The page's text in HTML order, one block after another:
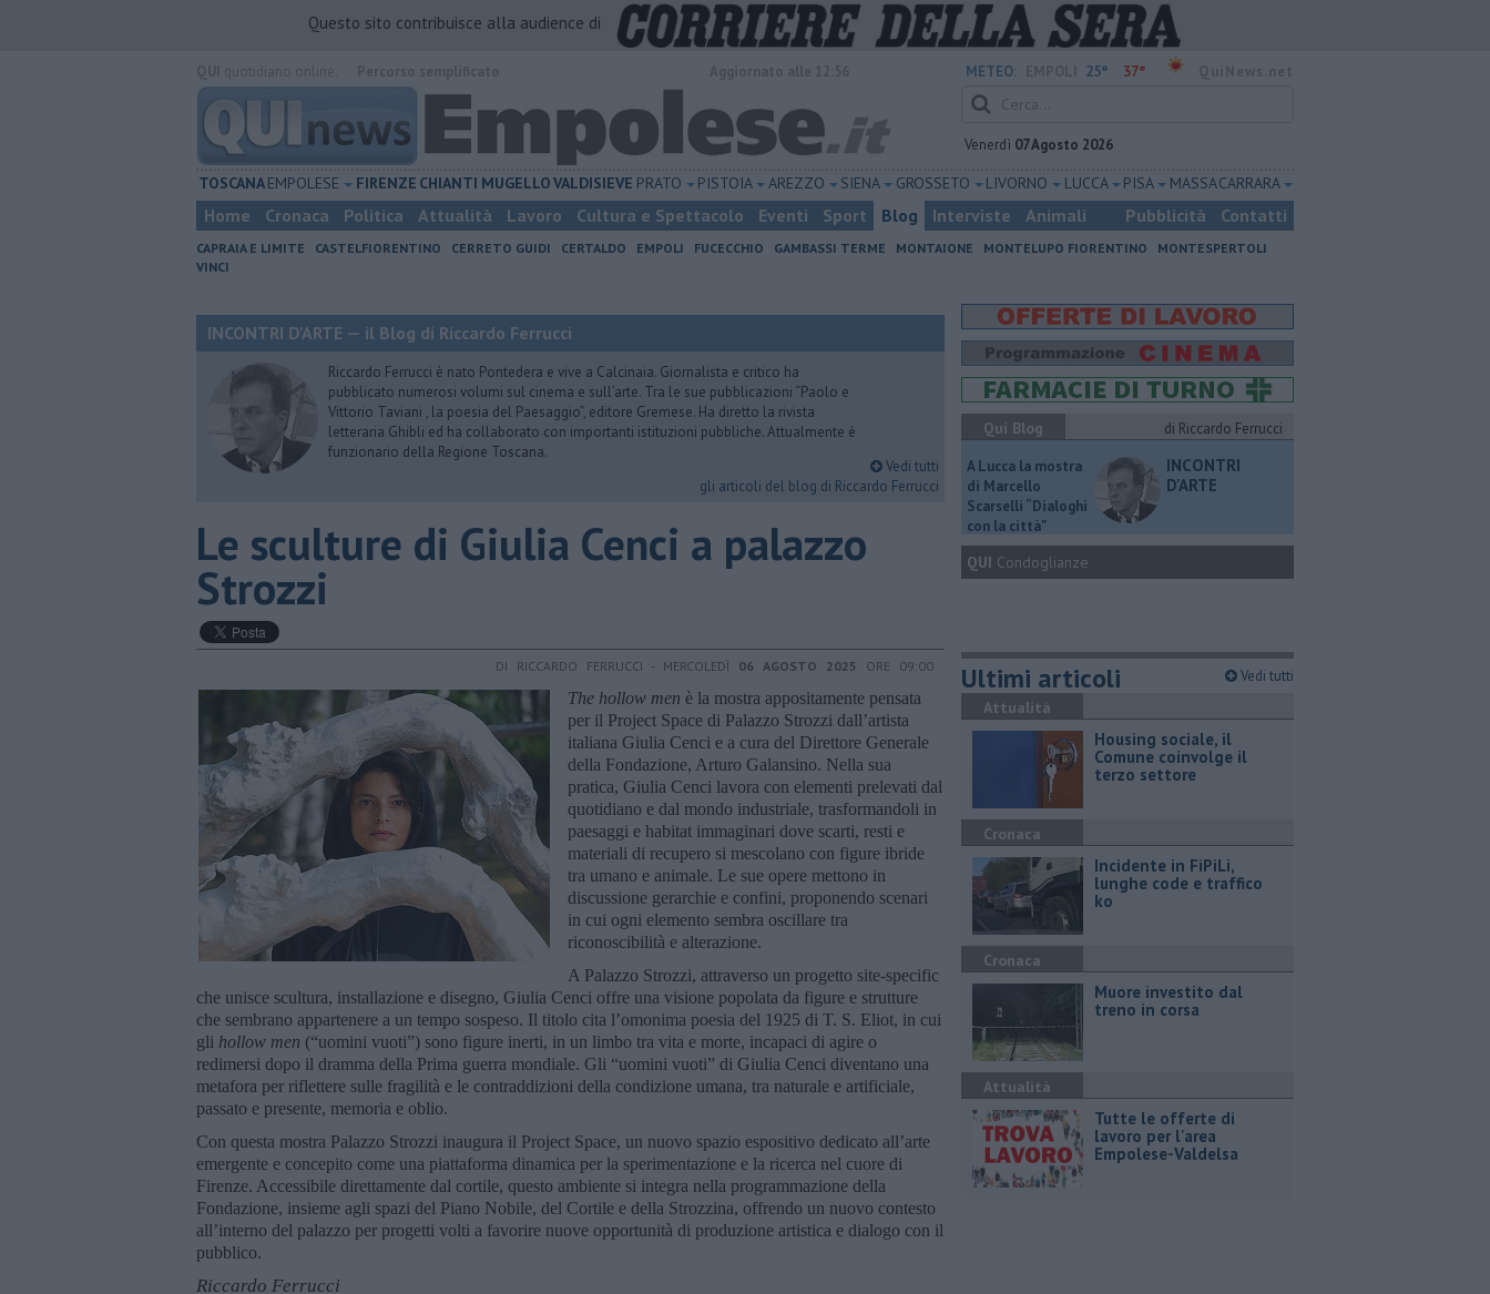
Questo sito contribuisce alla audience di
METEO: 25° 37°
Venerdì 07 Agosto 2026
TOSCANAEMPOLESE FIRENZE CHIANTI MUGELLOVALDISIEVE PRATO PISTOIA AREZZO SIENA GROSSETO LIVORNO LUCCA PISA MASSA CARRARA
Home Cronaca Politica Attualità Lavoro Cultura e Spettacolo Eventi Sport Blog Interviste Animali Pubblicità Contatti
CAPRAIA E LIMITE CASTELFIORENTINO CERRETO GUIDI CERTALDO EMPOLI FUCECCHIO GAMBASSI TERME MONTAIONE MONTELUPO FIORENTINO
MONTESPERTOLI
VINCI
INCONTRI D'ARTE — il Blog di Riccardo Ferrucci
Riccardo Ferrucci è nato Pontedera e vive a Calcinaia. Giornalista e critico ha
pubblicato numerosi volumi sul cinema e sull’arte. Tra le sue pubblicazioni “Paolo e
Vittorio Taviani , la poesia del Paesaggio”, editore Gremese. Ha diretto la rivista
letteraria Ghibli ed ha collaborato con importanti istituzioni pubbliche. Attualmente è
funzionario della Regione Toscana.
Vedi tutti
gli articoli del blog di Riccardo Ferrucci
​Le sculture di Giulia Cenci a palazzo
Strozzi
DI RICCARDO FERRUCCI - MERCOLEDÌ 06 AGOSTO 2025 ORE 09:00
The hollow men è la mostra appositamente pensata
per il Project Space di Palazzo Strozzi dall’artista
italiana Giulia Cenci e a cura del Direttore Generale
della Fondazione, Arturo Galansino. Nella sua
pratica, Giulia Cenci lavora con elementi prelevati dal
quotidiano e dal mondo industriale, trasformandoli in
paesaggi e habitat immaginari dove scarti, resti e
materiali di recupero si mescolano con figure ibride
tra umano e animale. Le sue opere mettono in
discussione gerarchie e confini, proponendo scenari
in cui ogni elemento sembra oscillare tra
riconoscibilità e alterazione.
A Palazzo Strozzi, attraverso un progetto site-specific
che unisce scultura, installazione e disegno, Giulia Cenci offre una visione popolata da figure e strutture
che sembrano appartenere a un tempo sospeso. Il titolo cita l’omonima poesia del 1925 di T. S. Eliot, in cui
gli hollow men (“uomini vuoti”) sono figure inerti, in un limbo tra vita e morte, incapaci di agire o
redimersi dopo il dramma della Prima guerra mondiale. Gli “uomini vuoti” di Giulia Cenci diventano una
metafora per riflettere sulle fragilità e le contraddizioni della condizione umana, tra naturale e artificiale,
passato e presente, memoria e oblio.
Con questa mostra Palazzo Strozzi inaugura il Project Space, un nuovo spazio espositivo dedicato all’arte
emergente e concepito come una piattaforma dinamica per la sperimentazione e la ricerca nel cuore di
Firenze. Accessibile direttamente dal cortile, questo ambiente si integra nella programmazione della
Fondazione, insieme agli spazi del Piano Nobile, del Cortile e della Strozzina, offrendo un nuovo contesto
all’interno del palazzo per progetti volti a favorire nuove opportunità di produzione artistica e dialogo con il
pubblico.
Riccardo Ferrucci
Qui Blog
di Riccardo Ferrucci
A Lucca la mostra
di Marcello
Scarselli “Dialoghi
con la città"
INCONTRI
D'ARTE
QUI Condoglianze
Ultimi articoli Vedi tutti
Attualità
​Housing sociale, il
Comune coinvolge il
terzo settore
Cronaca
Incidente in FiPiLi,
lunghe code e traffico
ko
Cronaca
Muore investito dal
treno in corsa
Attualità
​Tutte le offerte di
lavoro per l'area
Empolese-Valdelsa